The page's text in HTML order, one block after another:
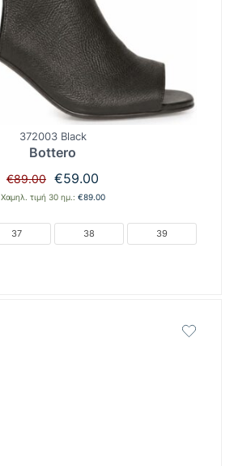
372003 Black
Bottero
€89.00 Original
price
€89.00.
€59.00
τρέχουσα
€59.00.
Χαμηλ. τιμή 30 ημ.: €89.00
37 38 39